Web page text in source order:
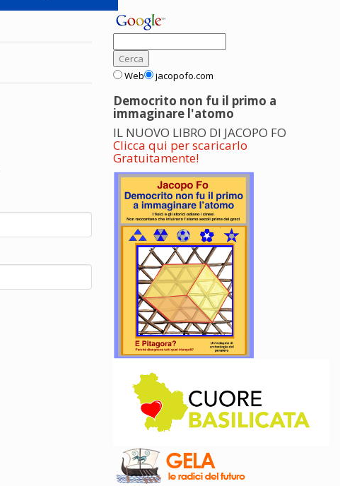
Web jacopofo.com
Democrito non fu il primo a
immaginare l'atomo
IL NUOVO LIBRO DI JACOPO FO
Clicca qui per scaricarlo
Gratuitamente!